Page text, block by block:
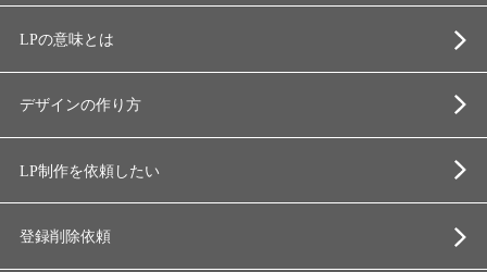
LPの意味とは
デザインの作り方
LP制作を依頼したい
登録削除依頼